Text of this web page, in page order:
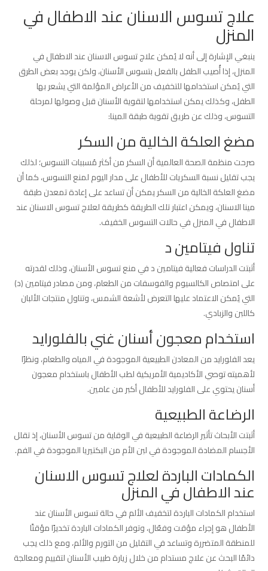
علاج تسوس الاسنان عند الاطفال في
المنزل
ينبغي الإشارة إلى أنه لا يُمكن علاج تسوس الاسنان عند الاطفال في
المنزل، إذا أُصيب الطفل بالفعل بتسوس الأسنان، ولكن يوجد بعض الطرق
التي يُمكن استخدامها للتخفيف من الأعراض المؤلمة التي يشعر بها
الطفل، وكذلك يمكن استخدامها لتقوية الأسنان قبل وصولها لمرحلة
التسوس، وذلك عن طريق تقوية طبقة المينا:
مضغ العلكة الخالية من السكر
صرحت منظمة الصحة العالمية أن السكر من أكثر مُسببات التسوس؛ لذلك
يجب تقليل نسبة السكريات للأطفال على مدار اليوم لمنع التسوس، كما أن
مضغ العلكة الخالية من السكر يمكن أن تساعد على إعادة تمعدن طبقة
مينا الاسنان، ويمكن اعتبار تلك الطريقة كطريقة لعلاج تسوس الاسنان عند
الاطفال في المنزل في حالات التسوس الخفيف.
تناول فيتامين د
أثبتت الدراسات فعالية فيتامين د في منع تسوس الأسنان، وذلك لقدرته
على امتصاص الكالسيوم والفوسفات من الطعام، ومن مصادر فيتامين (د)
التي يُمكن الاعتماد عليها التعرض لأشعة الشمس، وتناول منتجات الألبان
كاللبن والزبادي.
استخدام معجون أسنان غني بالفلورايد
يعد الفلورايد من المعادن الطبيعية الموجودة في المياه والطعام، ونظرًا
لأهميته توصي الأكاديمية الأمريكية لطب الأطفال باستخدام معجون
أسنان يحتوي على الفلورايد للأطفال أكبر من عامين.
الرضاعة الطبيعية
أثبتت الأبحاث تأثير الرضاعة الطبيعية في الوقاية من تسوس الأسنان، إذ تقلل
الأجسام المضادة الموجودة في لبن الأم من البكتيريا الموجودة في الفم.
الكمادات الباردة لعلاج تسوس الاسنان
عند الاطفال في المنزل
استخدام الكمادات الباردة لتخفيف الألم في حالة تسوس الأسنان عند
الأطفال هو إجراء مؤقت وفعّال، وتوفر الكمادات الباردة تخديرًا مؤقتًا
للمنطقة المتضررة وتساعد في التقليل من التورم والألم، ومع ذلك يجب
دائمًا البحث عن علاج مستدام من خلال زيارة طبيب الأسنان لتقييم ومعالجة